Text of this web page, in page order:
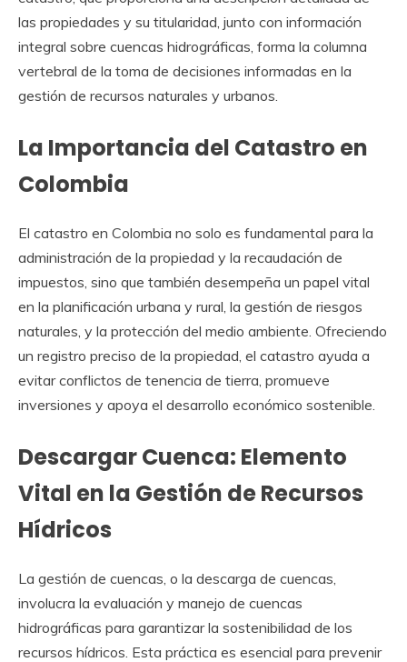
las propiedades y su titularidad, junto con información
integral sobre cuencas hidrográficas, forma la columna
vertebral de la toma de decisiones informadas en la
gestión de recursos naturales y urbanos.
La Importancia del Catastro en
Colombia
El catastro en Colombia no solo es fundamental para la
administración de la propiedad y la recaudación de
impuestos, sino que también desempeña un papel vital
en la planificación urbana y rural, la gestión de riesgos
naturales, y la protección del medio ambiente. Ofreciendo
un registro preciso de la propiedad, el catastro ayuda a
evitar conflictos de tenencia de tierra, promueve
inversiones y apoya el desarrollo económico sostenible.
Descargar Cuenca: Elemento
Vital en la Gestión de Recursos
Hídricos
La gestión de cuencas, o la descarga de cuencas,
involucra la evaluación y manejo de cuencas
hidrográficas para garantizar la sostenibilidad de los
recursos hídricos. Esta práctica es esencial para prevenir